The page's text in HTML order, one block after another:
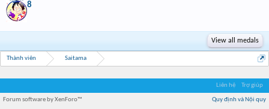
8
View all medals
Thành viên Saitama
Liên hệ Trợ giúp
Quy định và Nội quy
Forum software by XenForo™